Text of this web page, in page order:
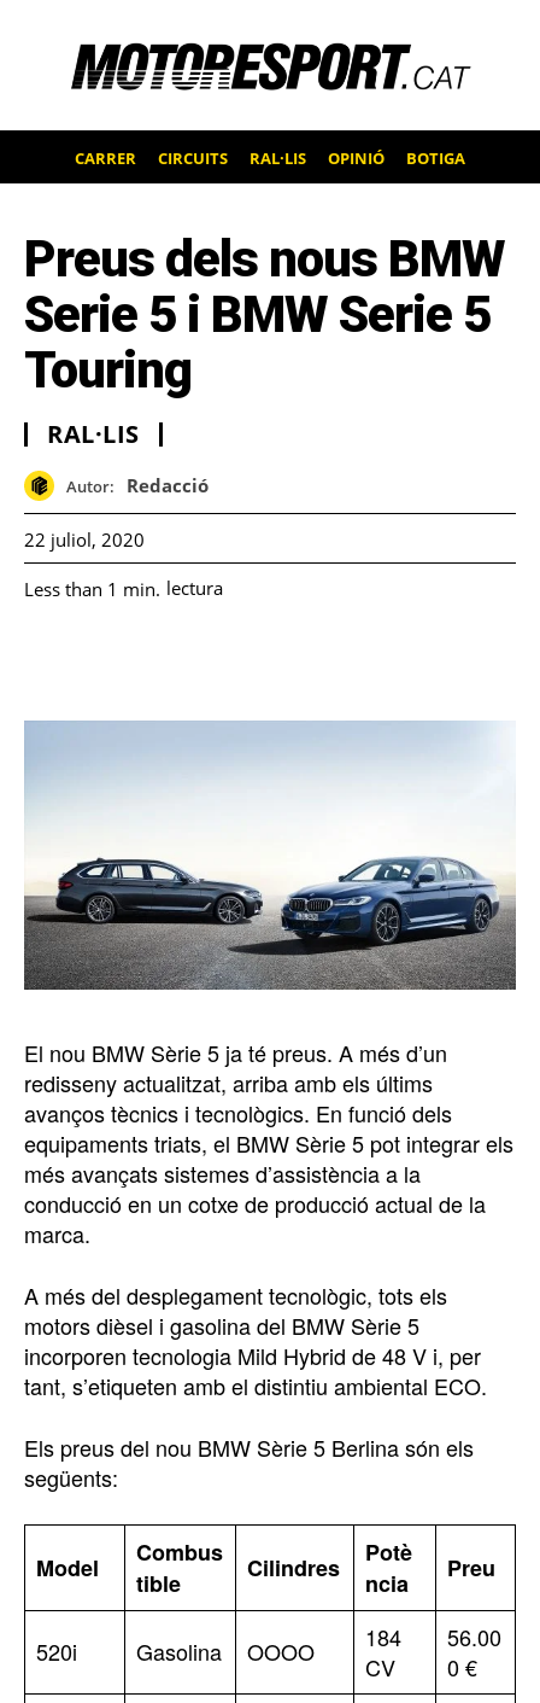
CARRER CIRCUITS RAL·LIS OPINIÓ BOTIGA
Preus dels nous BMW
Serie 5 i BMW Serie 5
Touring
RAL·LIS
Autor: Redacció
22 juliol, 2020
Less than 1 min. lectura
El nou BMW Sèrie 5 ja té preus. A més d’un
redisseny actualitzat, arriba amb els últims
avanços tècnics i tecnològics. En funció dels
equipaments triats, el BMW Sèrie 5 pot integrar els
més avançats sistemes d’assistència a la
conducció en un cotxe de producció actual de la
marca.
A més del desplegament tecnològic, tots els
motors dièsel i gasolina del BMW Sèrie 5
incorporen tecnologia Mild Hybrid de 48 V i, per
tant, s’etiqueten amb el distintiu ambiental ECO.
Els preus del nou BMW Sèrie 5 Berlina són els
següents:
Model
Combus
tible
Cilindres
Potè
ncia
Preu
520i Gasolina OOOO
184
CV
56.00
0 €